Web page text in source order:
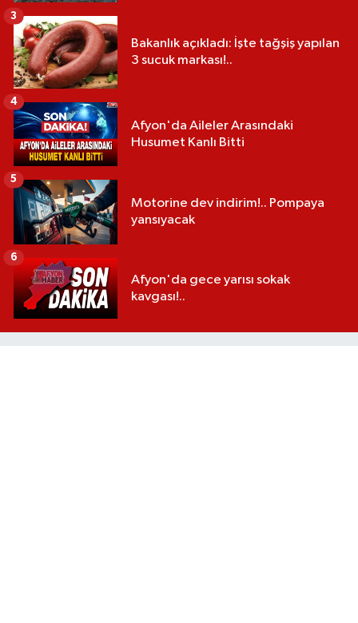
Bakanlık açıkladı: İşte tağşiş yapılan
3 sucuk markası!..
3
Afyon'da Aileler Arasındaki
Husumet Kanlı Bitti
4
Motorine dev indirim!.. Pompaya
yansıyacak
5
Afyon'da gece yarısı sokak
kavgası!..
6